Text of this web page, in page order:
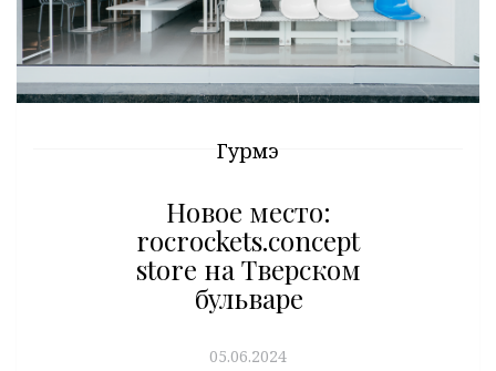
Гурмэ
Новое место:
rocrockets.concept
store на Тверском
бульваре
05.06.2024